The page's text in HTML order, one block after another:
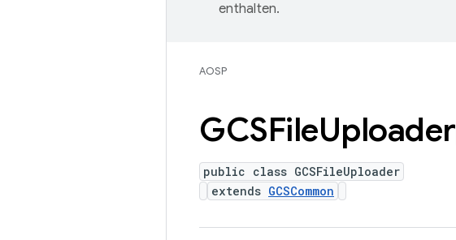
enthalten.
AOSP
GCSFileUploader
public class GCSFileUploader
extends GCSCommon